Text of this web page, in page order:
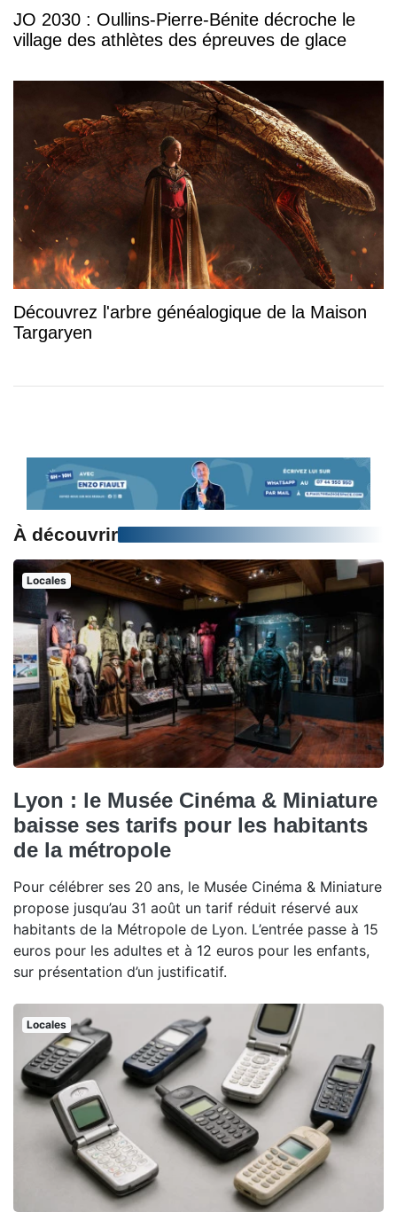
JO 2030 : Oullins-Pierre-Bénite décroche le
village des athlètes des épreuves de glace
Découvrez l'arbre généalogique de la Maison
Targaryen
À découvrir
Locales
Lyon : le Musée Cinéma & Miniature
baisse ses tarifs pour les habitants
de la métropole
Pour célébrer ses 20 ans, le Musée Cinéma & Miniature
propose jusqu’au 31 août un tarif réduit réservé aux
habitants de la Métropole de Lyon. L’entrée passe à 15
euros pour les adultes et à 12 euros pour les enfants,
sur présentation d’un justificatif.
Locales